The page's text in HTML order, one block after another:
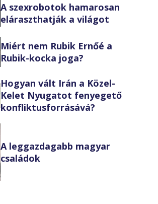
A szexrobotok hamarosan
eláraszthatják a világot
Miért nem Rubik Ernőé a
Rubik-kocka joga?
Hogyan vált Irán a Közel-
Kelet Nyugatot fenyegető
konfliktusforrásává?
A leggazdagabb magyar
családok